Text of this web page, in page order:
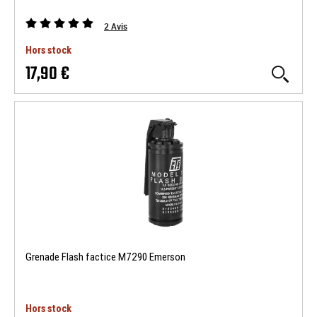
2Avis
Hors stock
17,90 €
Grenade Flash factice M7290 Emerson
Hors stock